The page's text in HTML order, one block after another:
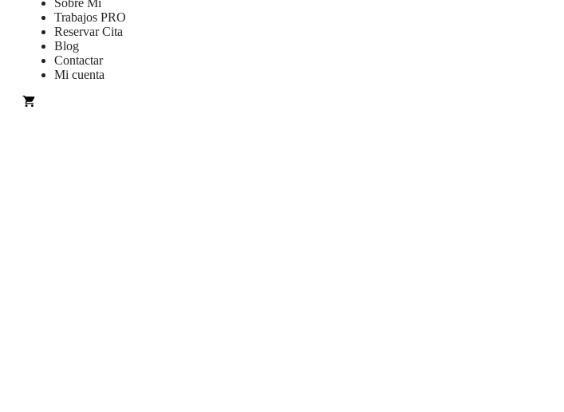
Sobre Mi
Trabajos PRO
Reservar Cita
Blog
Contactar
Mi cuenta